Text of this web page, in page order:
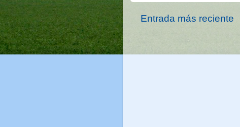
Entrada más reciente